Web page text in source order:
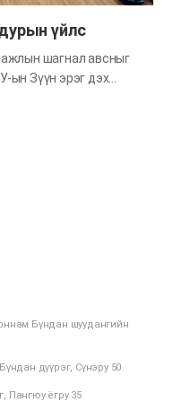
үйлс
шагнал авсныг
ын Зүүн эрэг дэх
арга хэмжээ
урлагийн тоглолт
урам хүч өглөө.
баярлан, бас
хэд инээмсэглэн
юм. Бурханы сүмд
байхдаа хэзээ…
Бүндан шуудангийн
дүүрэг, Сүнэру 50
Пангюу ёгру 35